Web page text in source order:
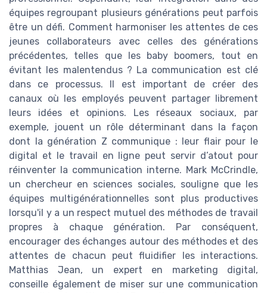
équipes regroupant plusieurs générations peut parfois
être un défi. Comment harmoniser les attentes de ces
jeunes collaborateurs avec celles des générations
précédentes, telles que les baby boomers, tout en
évitant les malentendus ? La communication est clé
dans ce processus. Il est important de créer des
canaux où les employés peuvent partager librement
leurs idées et opinions. Les réseaux sociaux, par
exemple, jouent un rôle déterminant dans la façon
dont la génération Z communique : leur flair pour le
digital et le travail en ligne peut servir d’atout pour
réinventer la communication interne. Mark McCrindle,
un chercheur en sciences sociales, souligne que les
équipes multigénérationnelles sont plus productives
lorsqu'il y a un respect mutuel des méthodes de travail
propres à chaque génération. Par conséquent,
encourager des échanges autour des méthodes et des
attentes de chacun peut fluidifier les interactions.
Matthias Jean, un expert en marketing digital,
conseille également de miser sur une communication